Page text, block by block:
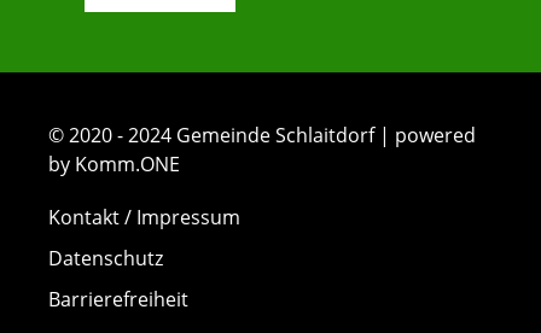
© 2020 - 2024 Gemeinde Schlaitdorf | powered
by Komm.ONE
Kontakt / Impressum
Datenschutz
Barrierefreiheit